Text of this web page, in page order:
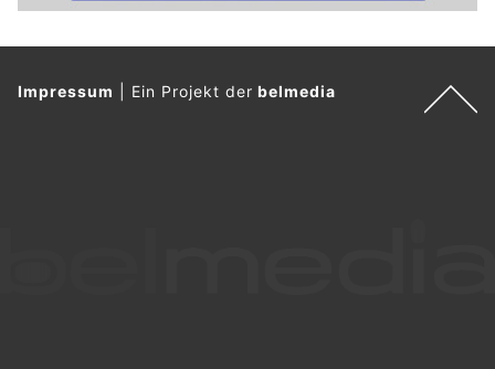
Impressum Ein Projekt derbelmedia